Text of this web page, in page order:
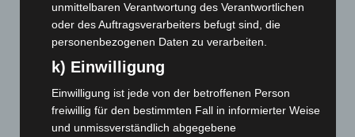
Leserbriefe
Über uns
1.269
unmittelbaren Verantwortung des Verantwortlichen
oder des Auftragsverarbeiters befugt sind, die
personenbezogenen Daten zu verarbeiten.
k) Einwilligung
Einwilligung ist jede von der betroffenen Person
freiwillig für den bestimmten Fall in informierter Weise
und unmissverständlich abgegebene